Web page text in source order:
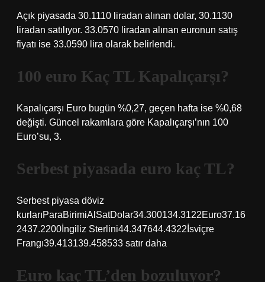
Açık piyasada 30.1110 liradan alınan dolar, 30.1130
liradan satılıyor. 33.0570 liradan alınan euronun satış
fiyatı ise 33.0590 lira olarak belirlendi.
100 euro Kaç TL Kapalıçarşı?
Kapalıçarşı Euro bugün %0,27, geçen hafta ise %0,68
değişti. Güncel rakamlara göre Kapalıçarşı’nın 100
Euro’su, 3.
Serbest piyasada euro kaç TL?
Serbest piyasa döviz
kurlarıParaBirimiAlSatDolar34.300134.3122Euro37.16
2437.2200İngiliz Sterlini44.347644.4322İsviçre
Frangı39.413139.458533 satır daha
Euro kaç TL’den bozuluyor?